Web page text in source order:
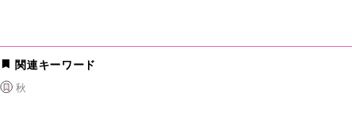
関連キーワード
秋